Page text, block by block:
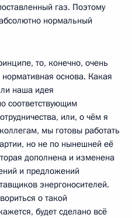
газ. Поэтому
нормальный
то, конечно, очень
основа. Какая
наша идея
соответствующим
или, о чём я
мы готовы работать
но не по нынешней её
дополнена и изменена
и предложений
энергоносителей.
о такой
будет сделано всё